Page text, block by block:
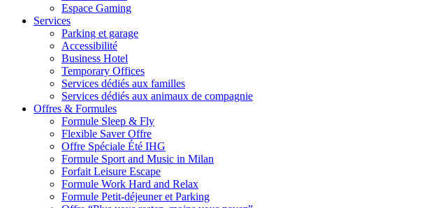
Espace Gaming
Services
Parking et garage
Accessibilité
Business Hotel
Temporary Offices
Services dédiés aux familles
Services dédiés aux animaux de compagnie
Offres & Formules
Formule Sleep & Fly
Flexible Saver Offre
Offre Spéciale Été IHG
Formule Sport and Music in Milan
Forfait Leisure Escape
Formule Work Hard and Relax
Formule Petit-déjeuner et Parking